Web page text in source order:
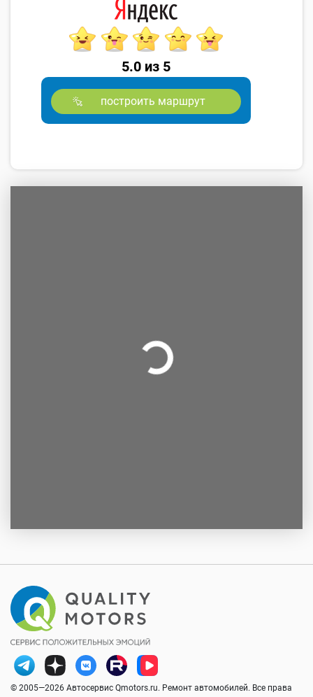
5.0 из 5
построить маршрут
© 2005—2026 Автосервис Qmotors.ru. Ремонт автомобилей. Все права